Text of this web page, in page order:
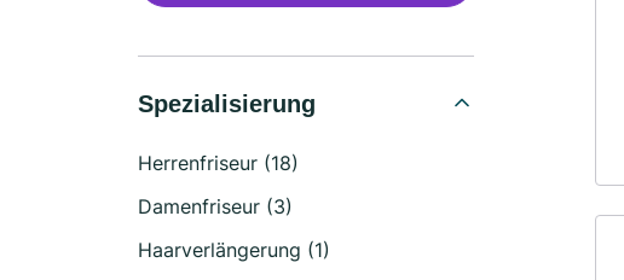
Spezialisierung
Herrenfriseur (18)
Damenfriseur (3)
Haarverlängerung (1)